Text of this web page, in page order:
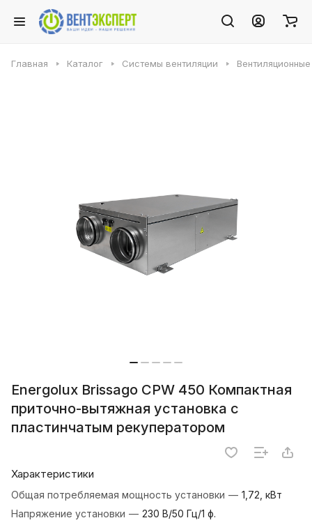
Главная Каталог Системы вентиляции
Energolux Brissago CPW 450 Компактная
приточно-вытяжная установка с
пластинчатым рекуператором
Характеристики
Общая потребляемая мощность установки — 1,72, кВт
Напряжение установки — 230 В/50 Гц/1 ф.